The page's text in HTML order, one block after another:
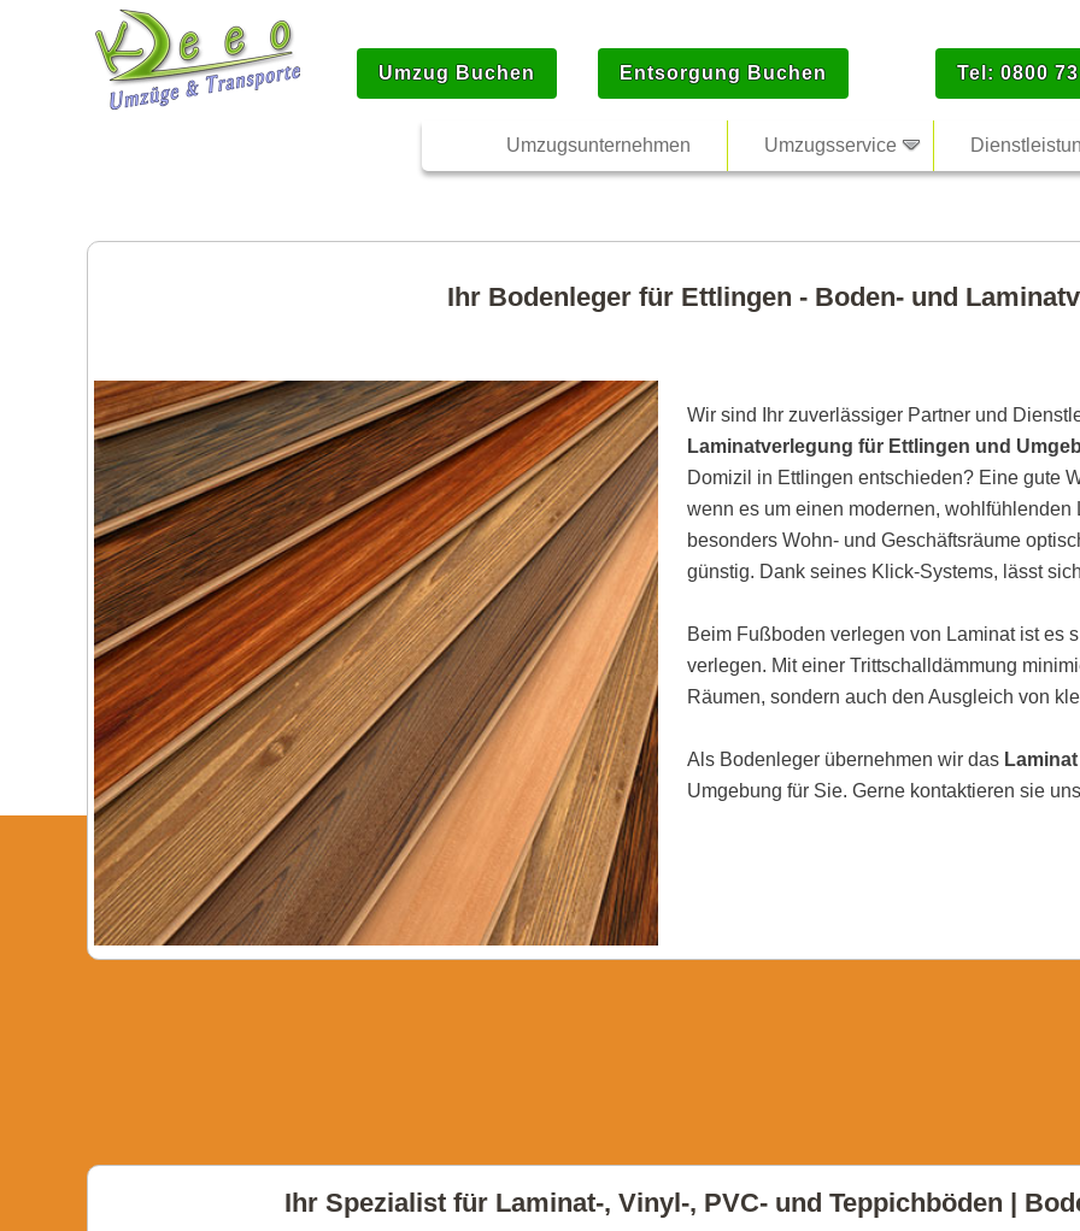
Umzug Buchen Entsorgung Buchen Tel: 0800
Umzugsunternehmen Umzugsservice
Ihr Bodenleger für Ettlingen - Boden- und
Wir sind Ihr zuverlässiger Partner und
Laminatverlegung für Ettlingen und
Domizil in Ettlingen entschieden? Eine gute
wenn es um einen modernen,
besonders Wohn- und Geschäftsräume
günstig. Dank seines Klick-Systems, lässt
Beim Fußboden verlegen von Laminat ist es
verlegen. Mit einer Trittschalldämmung
Räumen, sondern auch den Ausgleich von
Als Bodenleger übernehmen wir das
Umgebung für Sie. Gerne kontaktieren sie
Ihr Spezialist für Laminat-, Vinyl-, PVC- und Teppichböden |